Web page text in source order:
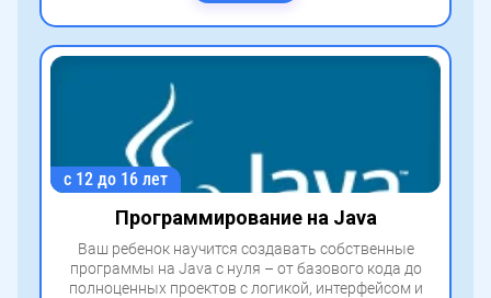
с 12 до 16 лет
Программирование на Java
Ваш ребенок научится создавать собственные
программы на Java с нуля – от базового кода до
полноценных проектов с логикой, интерфейсом и